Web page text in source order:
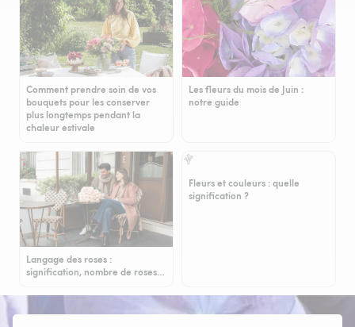
Comment prendre soin de vos
bouquets pour les conserver
plus longtemps pendant la
chaleur estivale
Les fleurs du mois de Juin :
notre guide
Langage des roses :
signification, nombre de roses…
Fleurs et couleurs : quelle
signification ?